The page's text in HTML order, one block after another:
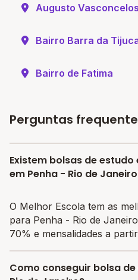
Augusto Vasconcelos
Bairro Barra da
Bairro de Fatima
Perguntas
Existem bolsas de
em Penha - Rio de
O Melhor Escola tem as
para Penha - Rio de
70% e mensalidades a
Como conseguir bolsa